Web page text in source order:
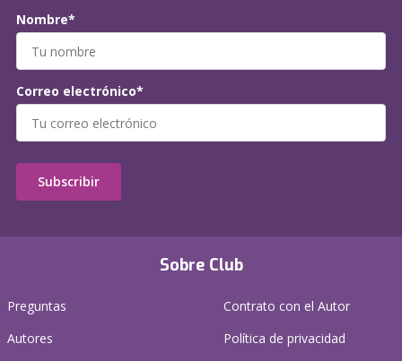
Sobre Club
Preguntas
Autores
Contrato con el Autor
Política de privacidad
Nombre*
Correo electrónico*
Subscribir